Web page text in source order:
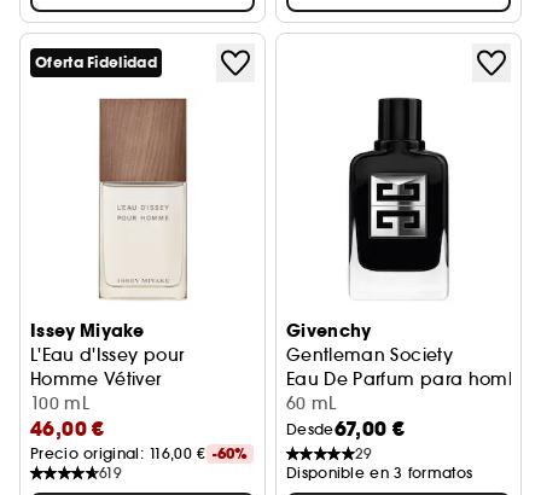
Oferta Fidelidad
Issey Miyake
L'Eau d'Issey pour
Homme Vétiver
Eau de toilette intense
100 mL
46,00 €
Precio original: 116,00 € -60%
619
Givenchy
Gentleman Society
Eau De Parfum para hombre
60 mL
Desde67,00 €
29
Disponible en 3 formatos